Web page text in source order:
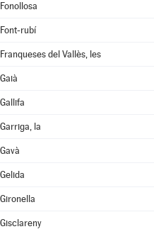
Fonollosa
Font-rubí
Franqueses del Vallès, les
Gaià
Gallifa
Garriga, la
Gavà
Gelida
Gironella
Gisclareny